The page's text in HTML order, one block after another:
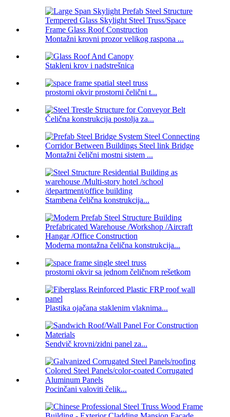
Montažni krovni prozor velikog raspona ...
Stakleni krov i nadstrešnica
prostorni okvir prostorni čelični t...
Čelična konstrukcija postolja za...
Montažni čelični mostni sistem ...
Stambena čelična konstrukcija...
Moderna montažna čelična konstrukcija...
prostorni okvir sa jednom čeličnom rešetkom
Plastika ojačana staklenim vlaknima...
Sendvič krovni/zidni panel za...
Pocinčani valoviti čelik...